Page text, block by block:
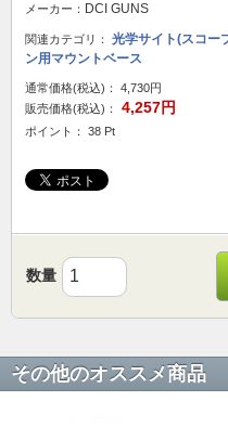
メーカー： DCI GUNS
関連カテゴリ： 光学サイト(スコー
ン用マウントベース
通常価格(税込)：
4,730円
販売価格(税込)：
4,257円
ポイント： 38 Pt
数量
その他のオススメ商品